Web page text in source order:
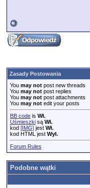
Zasady Postowania
You may not post new threads
You may not post replies
You may not post attachments
You may not edit your posts
BB code is Wł.
Uśmieszki są Wł.
kod [IMG] jest Wł.
kod HTML jest Wył.
Forum Rules
Podobne wątki